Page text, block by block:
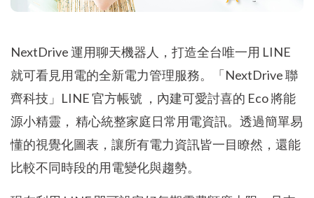
NextDrive 運用聊天機器人，打造全台唯一用 LINE
就可看見用電的全新電力管理服務。「NextDrive 聯
齊科技」LINE 官方帳號 ，內建可愛討喜的 Eco 將能
源小精靈， 精心統整家庭日常用電資訊。透過簡單易
懂的視覺化圖表，讓所有電力資訊皆一目瞭然，還能
比較不同時段的用電變化與趨勢。